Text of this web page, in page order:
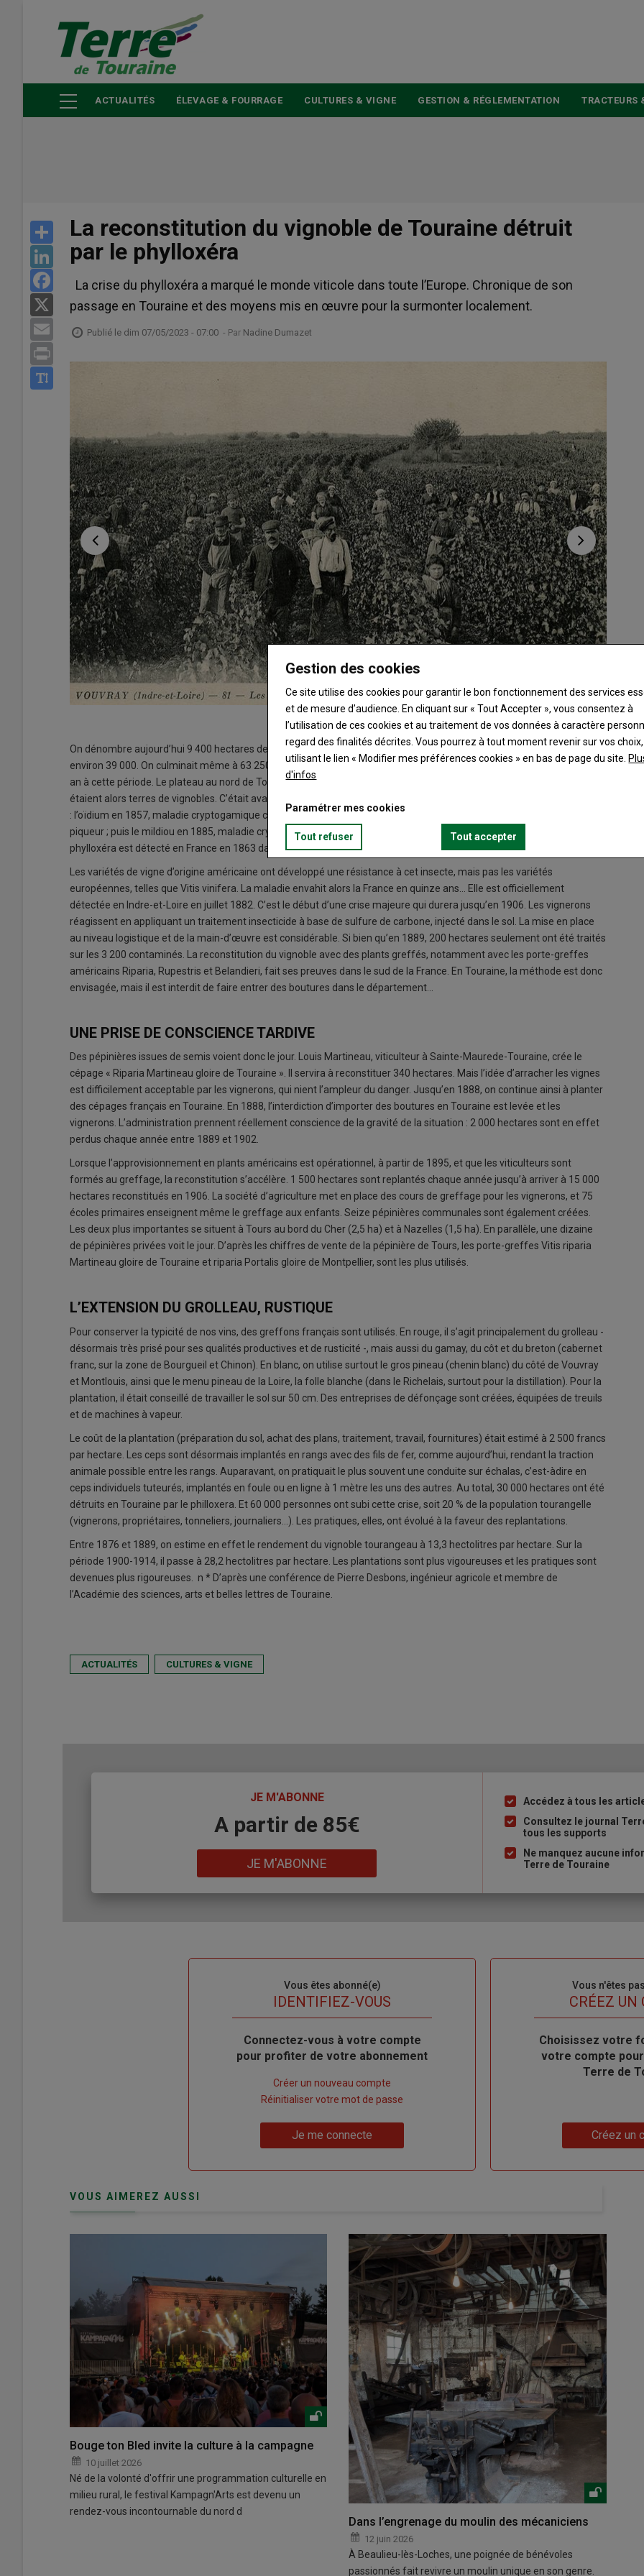
principal
ACTUALITÉS ÉLEVAGE & FOURRAGE CULTURES & VIGNE GESTION & RÉGLEMENTATION TRACTEURS
Share
LinkedIn
Facebook
Email
La reconstitution du vignoble de Touraine détruit
par le phylloxéra
La crise du phylloxéra a marqué le monde viticole dans toute l’Europe. Chronique de son
passage en Touraine et des moyens mis en œuvre pour la surmonter localement.
Publié le dim 07/05/2023 - 07:00 - Par Nadine Dumazet
On dénombre aujourd’hui 9 400 hectares de vigne dans le département. Mais au 19e siècle, la Touraine en comptait
environ 39 000. On culminait même à 63 250 hectares en 1888, et la surface viticole augmentait de 1 200 hectares par
an à cette période. Le plateau au nord de Tours, le canton de Château-Renault, de Loches-Montrésor, les bords du Loir
étaient alors terres de vignobles. C’était avant que n’arrivent en Touraine trois parasites originaires d’Amérique du Nord
: l’oïdium en 1857, maladie cryptogamique contrôlée par un traitement au soufre ; le phylloxéra en 1882, insecte
piqueur ; puis le mildiou en 1885, maladie cryptogamique contrôlée par la bouillie bordelaise. Le premier foyer de
phylloxéra est détecté en France en 1863 dans le Gard.
Les variétés de vigne d’origine américaine ont développé une résistance à cet insecte, mais pas les variétés
européennes, telles que Vitis vinifera. La maladie envahit alors la France en quinze ans… Elle est officiellement
détectée en Indre-et-Loire en juillet 1882. C’est le début d’une crise majeure qui durera jusqu’en 1906. Les vignerons
réagissent en appliquant un traitement insecticide à base de sulfure de carbone, injecté dans le sol. La mise en place
au niveau logistique et de la main-d’œuvre est considérable. Si bien qu’en 1889, 200 hectares seulement ont été traités
sur les 3 200 contaminés. La reconstitution du vignoble avec des plants greffés, notamment avec les porte-greffes
américains Riparia, Rupestris et Belandieri, fait ses preuves dans le sud de la France. En Touraine, la méthode est donc
envisagée, mais il est interdit de faire entrer des boutures dans le département…
UNE PRISE DE CONSCIENCE TARDIVE
Des pépinières issues de semis voient donc le jour. Louis Martineau, viticulteur à Sainte-Maurede-Touraine, crée le
cépage « Riparia Martineau gloire de Touraine ». Il servira à reconstituer 340 hectares. Mais l’idée d’arracher les vignes
est difficilement acceptable par les vignerons, qui nient l’ampleur du danger. Jusqu’en 1888, on continue ainsi à planter
des cépages français en Touraine. En 1888, l’interdiction d’importer des boutures en Touraine est levée et les
vignerons. L’administration prennent réellement conscience de la gravité de la situation : 2 000 hectares sont en effet
perdus chaque année entre 1889 et 1902.
Lorsque l’approvisionnement en plants américains est opérationnel, à partir de 1895, et que les viticulteurs sont
formés au greffage, la reconstitution s’accélère. 1 500 hectares sont replantés chaque année jusqu’à arriver à 15 000
hectares reconstitués en 1906. La société d’agriculture met en place des cours de greffage pour les vignerons, et 75
écoles primaires enseignent même le greffage aux enfants. Seize pépinières communales sont également créées.
Les deux plus importantes se situent à Tours au bord du Cher (2,5 ha) et à Nazelles (1,5 ha). En parallèle, une dizaine
de pépinières privées voit le jour. D’après les chiffres de vente de la pépinière de Tours, les porte-greffes Vitis riparia
Martineau gloire de Touraine et riparia Portalis gloire de Montpellier, sont les plus utilisés.
L’EXTENSION DU GROLLEAU, RUSTIQUE
Pour conserver la typicité de nos vins, des greffons français sont utilisés. En rouge, il s’agit principalement du grolleau -
désormais très prisé pour ses qualités productives et de rusticité -, mais aussi du gamay, du côt et du breton (cabernet
franc, sur la zone de Bourgueil et Chinon). En blanc, on utilise surtout le gros pineau (chenin blanc) du côté de Vouvray
et Montlouis, ainsi que le menu pineau de la Loire, la folle blanche (dans le Richelais, surtout pour la distillation). Pour la
plantation, il était conseillé de travailler le sol sur 50 cm. Des entreprises de défonçage sont créées, équipées de treuils
et de machines à vapeur.
Le coût de la plantation (préparation du sol, achat des plans, traitement, travail, fournitures) était estimé à 2 500 francs
par hectare. Les ceps sont désormais implantés en rangs avec des fils de fer, comme aujourd’hui, rendant la traction
animale possible entre les rangs. Auparavant, on pratiquait le plus souvent une conduite sur échalas, c’est-àdire en
ceps individuels tuteurés, implantés en foule ou en ligne à 1 mètre les uns des autres. Au total, 30 000 hectares ont été
détruits en Touraine par le philloxera. Et 60 000 personnes ont subi cette crise, soit 20 % de la population tourangelle
(vignerons, propriétaires, tonneliers, journaliers…). Les pratiques, elles, ont évolué à la faveur des replantations.
Entre 1876 et 1889, on estime en effet le rendement du vignoble tourangeau à 13,3 hectolitres par hectare. Sur la
période 1900-1914, il passe à 28,2 hectolitres par hectare. Les plantations sont plus vigoureuses et les pratiques sont
devenues plus rigoureuses. n * D’après une conférence de Pierre Desbons, ingénieur agricole et membre de
l’Académie des sciences, arts et belles lettres de Touraine.
ACTUALITÉS CULTURES & VIGNE
JE M'ABONNE
A partir de 85€
JE M'ABONNE
Liste
à
puce
Accédez à tous les
Consultez le journal
tous les supports
Ne manquez aucune
Terre de Touraine
Vous êtes abonné(e)
IDENTIFIEZ-VOUS
Body
Connectez-vous à votre compte
pour profiter de votre abonnement
compte"
Créer un nouveau compte
Réinitialiser votre mot de passe
Je me connecte
Vous n'êtes
TITRECRÉEZ UN
Body
Choisissez votre
votre compte
Terre de
Créez un
VOUS AIMEREZ AUSSI
Bouge ton Bled invite la culture à la campagne
10 juillet 2026
Né de la volonté d'offrir une programmation culturelle en
milieu rural, le festival Kampagn'Arts est devenu un
rendez-vous incontournable du nord d
Dans l’engrenage du moulin des mécaniciens
12 juin 2026
À Beaulieu-lès-Loches, une poignée de bénévoles
passionnés fait revivre un moulin unique en son genre.
Gestion des cookies
Ce site utilise des cookies pour garantir le bon fonctionnement des services
et de mesure d’audience. En cliquant sur « Tout Accepter », vous consentez à
l’utilisation de ces cookies et au traitement de vos données à caractère
regard des finalités décrites. Vous pourrez à tout moment revenir sur vos
utilisant le lien « Modifier mes préférences cookies » en bas de page du site.
d'infos
Paramétrer mes cookies
Tout refuser Tout accepter